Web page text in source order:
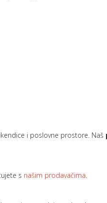
i poslovne prostore. Naš
s našim prodavačima.